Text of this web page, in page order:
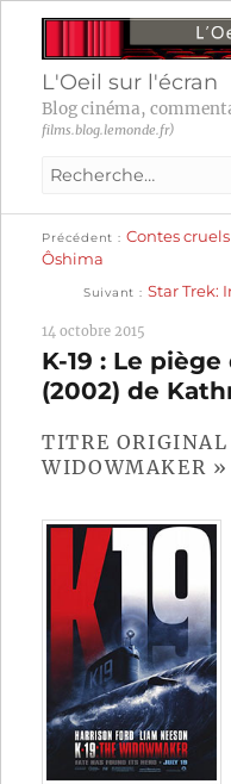
L'Oeil sur l'écran
Blog cinéma,
films.blog.lemonde.fr)
Recherche
:
Navigation
l’article
Précédent
Contes
Ôshima
Suivant
suivante
Star Trek:
14 octobre 2015
K-19 : Le
(2002) de
TITRE
WIDOWMAKER »